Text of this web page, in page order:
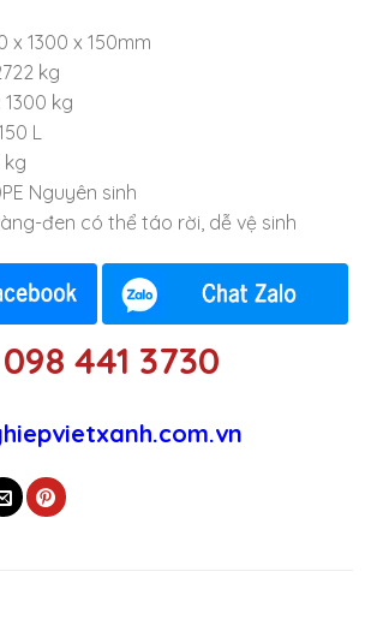
x 1300 x 150mm
kg
kg
L
kg
Nguyên sinh
đen có thể táo rời, dễ vệ sinh
441 3730